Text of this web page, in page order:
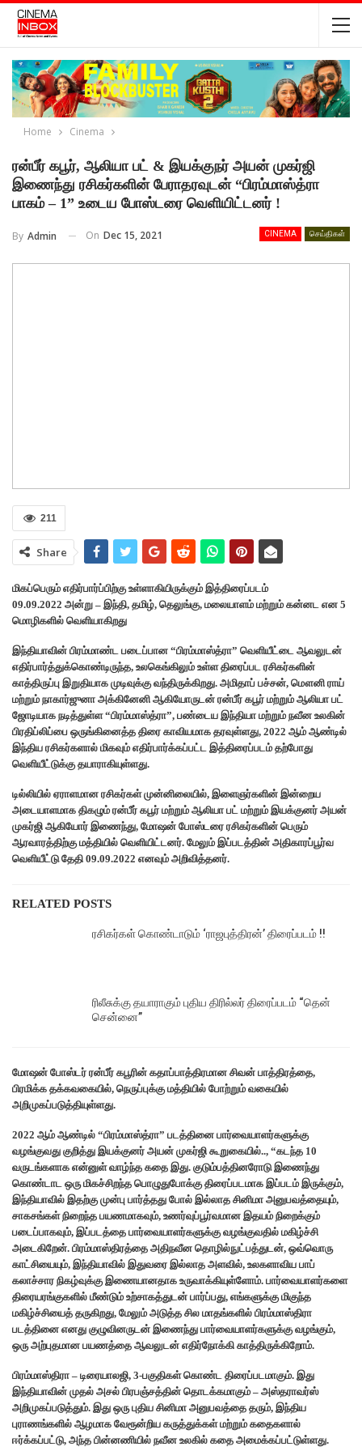
Home Cinema
ரன்பீர் கபூர், ஆலியா பட் & இயக்குநர் அயன் முகர்ஜி
இணைந்து ரசிகர்களின் பேராதரவுடன் “பிரம்மாஸ்த்ரா
பாகம் – 1” உடைய போஸ்டரை வெளியிட்டனர் !
CINEMA செய்திகள்
By Admin On Dec 15, 2021
211
Share
மிகப்பெரும் எதிர்பார்ப்பிற்கு உள்ளாகியிருக்கும் இத்திரைப்படம்
09.09.2022 அன்று – இந்தி, தமிழ், தெலுங்கு, மலையாளம் மற்றும் கன்னட என 5
மொழிகளில் வெளியாகிறது
இந்தியாவின் பிரம்மாண்ட படைப்பான “பிரம்மாஸ்த்ரா” வெளியீட்டை ஆவலுடன்
எதிர்பார்த்துக்கொண்டிருந்த, உலகெங்கிலும் உள்ள திரைப்பட ரசிகர்களின்
காத்திருப்பு இறுதியாக முடிவுக்கு வந்திருக்கிறது. அமிதாப் பச்சன், மௌனி ராய்
மற்றும் நாகார்ஜுனா அக்கினேனி ஆகியோருடன் ரன்பீர் கபூர் மற்றும் ஆலியா பட்
ஜோடியாக நடித்துள்ள “பிரம்மாஸ்த்ரா”, பண்டைய இந்தியா மற்றும் நவீன உலகின்
பிரதிப்லிப்பை ஒருங்கினைத்த திரை காவியமாக தரவுள்ளது, 2022 ஆம் ஆண்டில்
இந்திய ரசிகர்களால் மிகவும் எதிர்பார்க்கப்பட்ட இத்திரைப்படம் தற்போது
வெளியீட்டுக்கு தயாராகியுள்ளது.
டில்லியில் ஏராளமான ரசிகர்கள் முன்னிலையில், இளைஞர்களின் இன்றைய
அடையாளமாக திகழும் ரன்பீர் கபூர் மற்றும் ஆலியா பட் மற்றும் இயக்குனர் அயன்
முகர்ஜி ஆகியோர் இணைந்து, மோஷன் போஸ்டரை ரசிகர்களின் பெரும்
ஆரவாரத்திற்கு மத்தியில் வெளியிட்டனர். மேலும் இப்படத்தின் அதிகாரப்பூர்வ
வெளியீட்டு தேதி 09.09.2022 எனவும் அறிவித்தனர்.
RELATED POSTS
ரசிகர்கள் கொண்டாடும் ‘ராஜபுத்திரன்’ திரைப்படம் !!
ரிலீசுக்கு தயாராகும் புதிய திரில்லர் திரைப்படம் “தென்
சென்னை”
மோஷன் போஸ்டர் ரன்பீர் கபூரின் கதாப்பாத்திரமான சிவன் பாத்திரத்தை,
பிரமிக்க தக்கவகையில், நெருப்புக்கு மத்தியில் போற்றும் வகையில்
அறிமுகப்படுத்தியுள்ளது.
2022 ஆம் ஆண்டில் “பிரம்மாஸ்த்ரா” படத்தினை பார்வையாளர்களுக்கு
வழங்குவது குறித்து இயக்குனர் அயன் முகர்ஜி கூறுகையில்.., “கடந்த 10
வருடங்களாக என்னுள் வாழ்ந்த கதை இது. குடும்பத்தினரோடு இணைந்து
கொண்டாட ஒரு மிகச்சிறந்த பொழுதுபோக்கு திரைப்படமாக இப்படம் இருக்கும்,
இந்தியாவில் இதற்கு முன்பு பார்த்தது போல் இல்லாத சினிமா அனுபவத்தையும்,
சாகசங்கள் நிறைந்த பயணமாகவும், உணர்வுப்பூர்வமான இதயம் நிறைக்கும்
படைப்பாகவும், இப்படத்தை பார்வையாளர்களுக்கு வழங்குவதில் மகிழ்ச்சி
அடைகிறேன். பிரம்மாஸ்திரத்தை அதிநவீன தொழில்நுட்பத்துடன், ஒவ்வொரு
காட்சியையும், இந்தியாவில் இதுவரை இல்லாத அளவில், உலகளாவிய பாப்
கலாச்சார நிகழ்வுக்கு இணையானதாக உருவாக்கியுள்ளோம். பார்வையாளர்களை
திரையரங்குகளில் மீண்டும் உற்சாகத்துடன் பார்ப்பது, எங்களுக்கு மிகுந்த
மகிழ்ச்சியைத் தருகிறது, மேலும் அடுத்த சில மாதங்களில் பிரம்மாஸ்திரா
படத்தினை எனது குழுவினருடன் இணைந்து பார்வையாளர்களுக்கு வழங்கும்,
ஒரு அற்புதமான பயணத்தை ஆவலுடன் எதிர்நோக்கி காத்திருக்கிறோம்.
பிரம்மாஸ்திரா – டிரையாலஜி, 3-பகுதிகள் கொண்ட திரைப்படமாகும். இது
இந்தியாவின் முதல் அசல் பிரபஞ்சத்தின் தொடக்கமாகும் – அஸ்தராவர்ஸ்
அறிமுகப்படுத்தும். இது ஒரு புதிய சினிமா அனுபவத்தை தரும், இந்திய
புராணங்களில் ஆழமாக வேரூன்றிய கருத்துக்கள் மற்றும் கதைகளால்
ஈர்க்கப்பட்டு, அந்த பின்னணியில் நவீன உலகில் கதை அமைக்கப்பட்டுள்ளது.